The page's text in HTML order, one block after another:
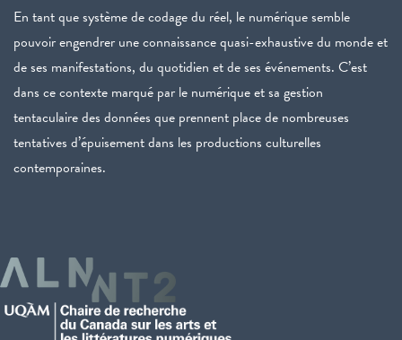
En tant que système de codage du réel, le numérique semble
pouvoir engendrer une connaissance quasi-exhaustive du monde et
de ses manifestations, du quotidien et de ses événements. C’est
dans ce contexte marqué par le numérique et sa gestion
tentaculaire des données que prennent place de nombreuses
tentatives d’épuisement dans les productions culturelles
contemporaines.